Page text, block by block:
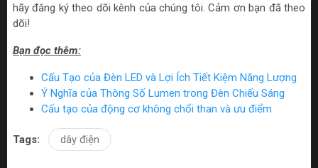
hãy đăng ký theo dõi kênh của chúng tôi. Cảm ơn bạn đã theo
dõi!
Bạn đọc thêm:
Cấu Tạo của Đèn LED và Lợi Ích Tiết Kiệm Năng Lượng
Ý Nghĩa của Thông Số Lumen trong Đèn Chiếu Sáng
Cấu tạo của động cơ không chổi than và ưu điểm
Tags: dây điện